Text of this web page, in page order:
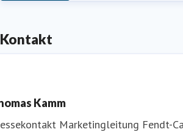
Kontakt
Kamm
Marketingleitung Fendt-